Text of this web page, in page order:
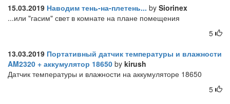
15.03.2019 Наводим тень-на-плетень... by Siorinex
...или "гасим" свет в комнате на плане помещения
5
13.03.2019 Портативный датчик температуры и влажности
AM2320 + аккумулятор 18650 by kirush
Датчик температуры и влажности на аккумуляторе 18650
5